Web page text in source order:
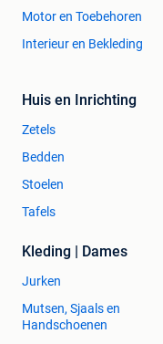
Motor en Toebehoren
Interieur en Bekleding
Huis en Inrichting
Zetels
Bedden
Stoelen
Tafels
Kleding | Dames
Jurken
Mutsen, Sjaals en
Handschoenen